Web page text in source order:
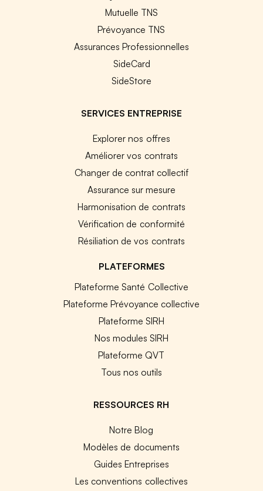
Mutuelle TNS
Prévoyance TNS
Assurances Professionnelles
SideCard
SideStore
SERVICES ENTREPRISE
Explorer nos offres
Améliorer vos contrats
Changer de contrat collectif
Assurance sur mesure
Harmonisation de contrats
Vérification de conformité
Résiliation de vos contrats
PLATEFORMES
Plateforme Santé Collective
Plateforme Prévoyance collective
Plateforme SIRH
Nos modules SIRH
Plateforme QVT
Tous nos outils
RESSOURCES RH
Notre Blog
Modèles de documents
Guides Entreprises
Les conventions collectives